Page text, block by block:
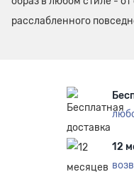
расслабленного
12